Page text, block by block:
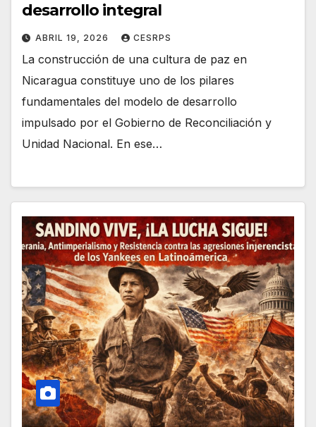
desarrollo integral
ABRIL 19, 2026 CESRPS
La construcción de una cultura de paz en
Nicaragua constituye uno de los pilares
fundamentales del modelo de desarrollo
impulsado por el Gobierno de Reconciliación y
Unidad Nacional. En ese…